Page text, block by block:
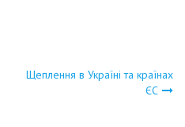
Щеплення в Україні та країнах
ЄС